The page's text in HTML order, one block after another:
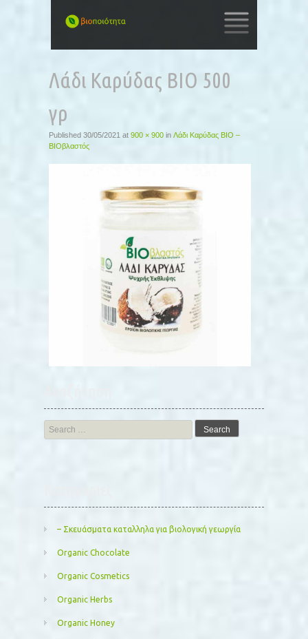
CONTENT
Λάδι Καρύδας ΒΙΟ 500
γρ
Published 30/05/2021 at 900 × 900 in Λάδι Καρύδας ΒΙΟ –
ΒΙΟβλαστός
Search
for:
– Σκευάσματα καταλληλα για βιολογική γεωργία
Organic Chocolate
Organic Cosmetics
Organic Herbs
Organic Honey